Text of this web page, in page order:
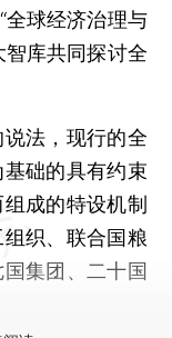
全球经济治理与
智库共同探讨全
法，现行的全
础的具有约束
成的特设机制
织、联合国粮
集团、二十国